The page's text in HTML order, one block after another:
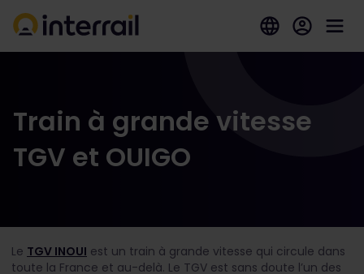
Train à grande vitesse
TGV et OUIGO
Le TGV INOUI est un train à grande vitesse qui circule dans
toute la France et au-delà. Le TGV est sans doute l’un des